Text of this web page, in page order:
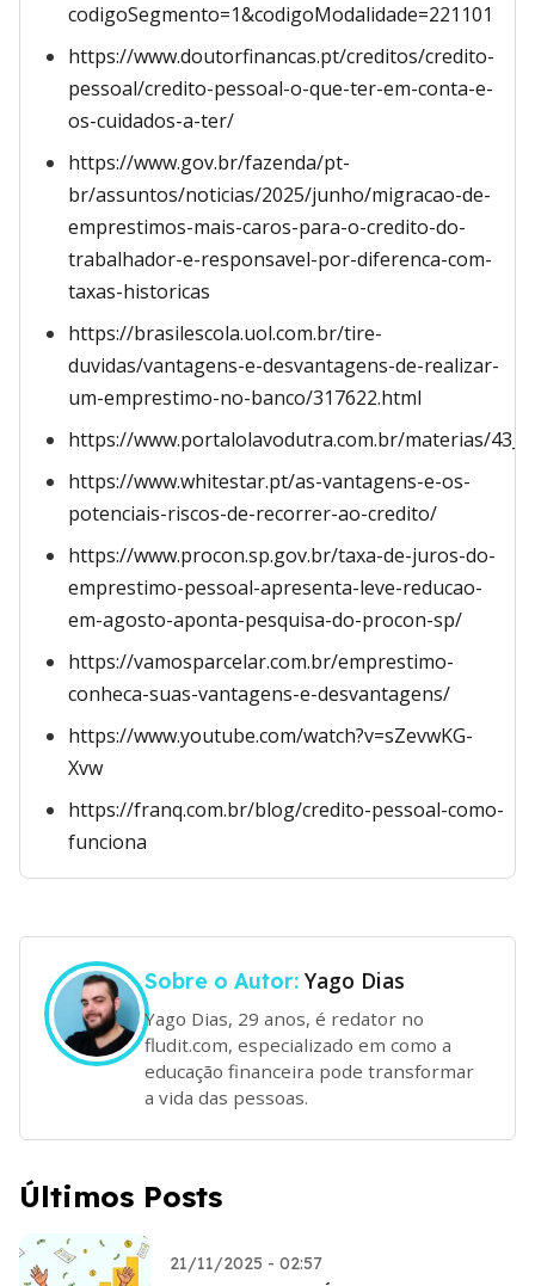
codigoSegmento=1&codigoModalidade=221101
https://www.doutorfinancas.pt/creditos/credito-
pessoal/credito-pessoal-o-que-ter-em-conta-e-
os-cuidados-a-ter/
https://www.gov.br/fazenda/pt-
br/assuntos/noticias/2025/junho/migracao-de-
emprestimos-mais-caros-para-o-credito-do-
trabalhador-e-responsavel-por-diferenca-com-
taxas-historicas
https://brasilescola.uol.com.br/tire-
duvidas/vantagens-e-desvantagens-de-realizar-
um-emprestimo-no-banco/317622.html
https://www.portalolavodutra.com.br/materias/
https://www.whitestar.pt/as-vantagens-e-os-
potenciais-riscos-de-recorrer-ao-credito/
https://www.procon.sp.gov.br/taxa-de-juros-do-
emprestimo-pessoal-apresenta-leve-reducao-
em-agosto-aponta-pesquisa-do-procon-sp/
https://vamosparcelar.com.br/emprestimo-
conheca-suas-vantagens-e-desvantagens/
https://www.youtube.com/watch?v=sZevwKG-
Xvw
https://franq.com.br/blog/credito-pessoal-como-
funciona
Sobre o Autor: Yago Dias
Yago Dias, 29 anos, é redator no
fludit.com, especializado em como a
educação financeira pode transformar
a vida das pessoas.
Últimos Posts
21/11/2025 - 02:57